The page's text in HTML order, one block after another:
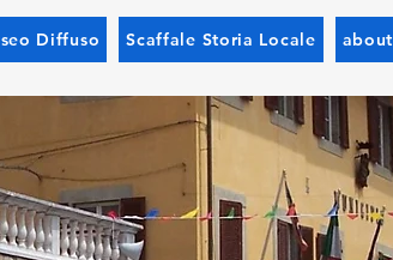
Diffuso Scaffale Storia Locale about